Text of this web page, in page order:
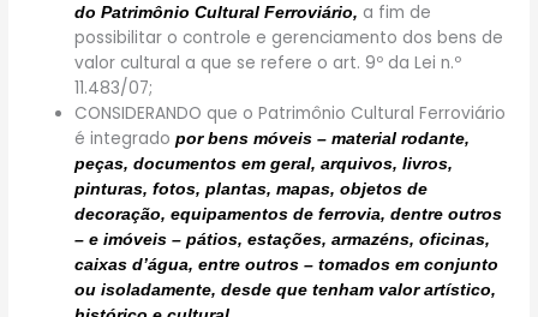
do Patrimônio Cultural Ferroviário, a fim de
possibilitar o controle e gerenciamento dos bens de
valor cultural a que se refere o art. 9º da Lei n.º
11.483/07;
CONSIDERANDO que o Patrimônio Cultural Ferroviário
é integradopor bens móveis – material rodante,
peças, documentos em geral, arquivos, livros,
pinturas, fotos, plantas, mapas, objetos de
decoração, equipamentos de ferrovia, dentre outros
– e imóveis – pátios, estações, armazéns, oficinas,
caixas d’água, entre outros – tomados em conjunto
ou isoladamente, desde que tenham valor artístico,